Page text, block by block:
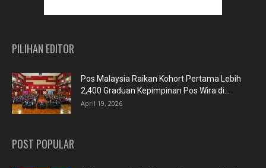
PILIHAN EDITOR
Pos Malaysia Raikan Kohort Pertama Lebih
2,400 Graduan Kepimpinan Pos Wira di...
April 19, 2026
POST POPULAR